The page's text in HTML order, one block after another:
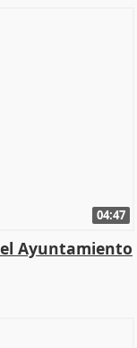
04:47
Ayuntamiento